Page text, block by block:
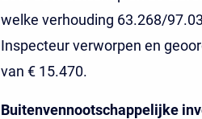
welke verhouding 63.268/
Inspecteur verworpen en
van € 15.470.
Buitenvennootschappelijke